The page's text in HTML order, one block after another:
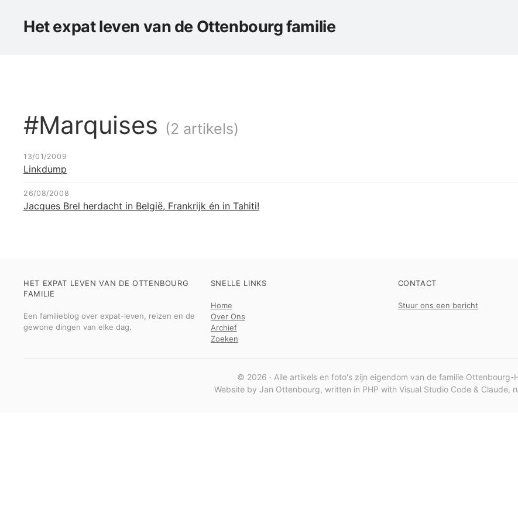
Het expat leven van de Ottenbourg familie
#Marquises (2 artikels)
13/01/2009
Linkdump
26/08/2008
Jacques Brel herdacht in België, Frankrijk én in Tahiti!
HET EXPAT LEVEN VAN DE OTTENBOURG
FAMILIE
Een familieblog over expat-leven, reizen en de
gewone dingen van elke dag.
SNELLE LINKS
Home
Over Ons
Archief
Zoeken
CONTACT
Stuur ons een bericht
© 2026 · Alle artikels en foto's zijn eigendom van de familie Ottenbourg-
Website by Jan Ottenbourg, written in PHP with Visual Studio Code & Claude,